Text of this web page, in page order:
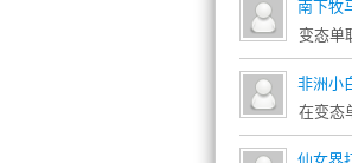
南下牧
变态单
非洲小
在变态